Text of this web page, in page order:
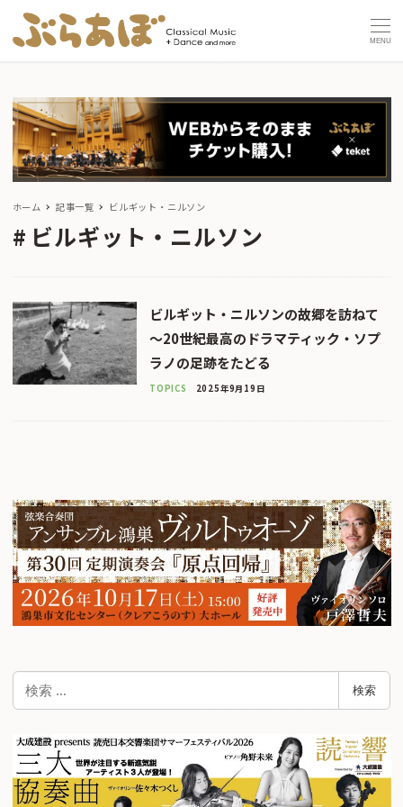
MENU
ホーム 記事一覧 ビルギット・ニルソン
ビルギット・ニルソン
ビルギット・ニルソンの故郷を訪ねて
〜20世紀最高のドラマティック・ソプ
ラノの足跡をたどる
TOPICS 2025年9月19日
検
検索